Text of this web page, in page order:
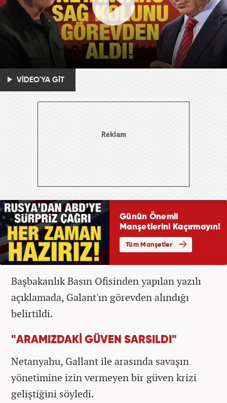
VİDEO'YA GİT
Başbakanlık Basın Ofisinden yapılan yazılı
açıklamada, Galant'ın görevden alındığı
belirtildi.
"ARAMIZDAKİ GÜVEN SARSILDI"
Netanyahu, Gallant ile arasında savaşın
yönetimine izin vermeyen bir güven krizi
geliştiğini söyledi.